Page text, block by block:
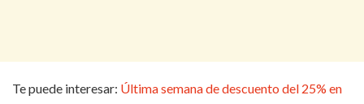
Te puede interesar: Última semana de descuento del 25% en